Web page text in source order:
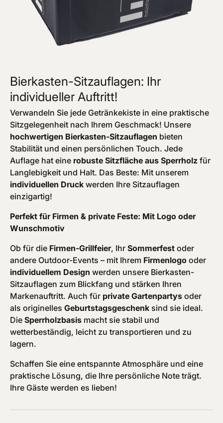
Bierkasten-Sitzauflagen: Ihr
individueller Auftritt!
Verwandeln Sie jede Getränkekiste in eine praktische
Sitzgelegenheit nach Ihrem Geschmack! Unsere
hochwertigen Bierkasten-Sitzauflagen bieten
Stabilität und einen persönlichen Touch. Jede
Auflage hat eine robuste Sitzfläche aus Sperrholz für
Langlebigkeit und Halt. Das Beste: Mit unserem
individuellen Druck werden Ihre Sitzauflagen
einzigartig!
Perfekt für Firmen & private Feste: Mit Logo oder
Wunschmotiv
Ob für die Firmen-Grillfeier, Ihr Sommerfest oder
andere Outdoor-Events – mit Ihrem Firmenlogo oder
individuellem Design werden unsere Bierkasten-
Sitzauflagen zum Blickfang und stärken Ihren
Markenauftritt. Auch für private Gartenpartys oder
als originelles Geburtstagsgeschenk sind sie ideal.
Die Sperrholzbasis macht sie stabil und
wetterbeständig, leicht zu transportieren und zu
lagern.
Schaffen Sie eine entspannte Atmosphäre und eine
praktische Lösung, die Ihre persönliche Note trägt.
Ihre Gäste werden es lieben!